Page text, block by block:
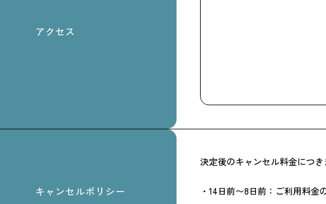
アクセス
キャンセルポリシー
決定後のキャンセル料金につ
・14日前〜8日前：ご利用料金